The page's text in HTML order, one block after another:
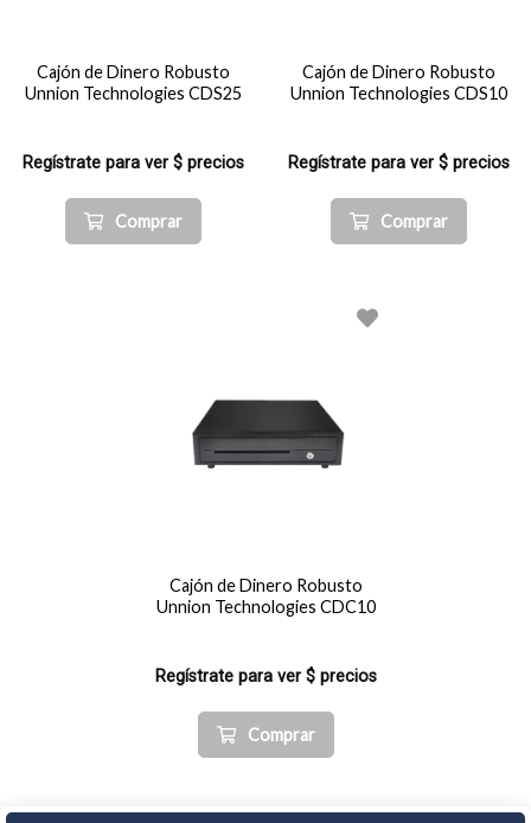
Cajón de Dinero Robusto
Unnion Technologies CDS25
Regístrate para ver $ precios
Comprar
Cajón de Dinero Robusto
Unnion Technologies CDS10
Regístrate para ver $ precios
Comprar
Cajón de Dinero Robusto
Unnion Technologies CDC10
Regístrate para ver $ precios
Comprar